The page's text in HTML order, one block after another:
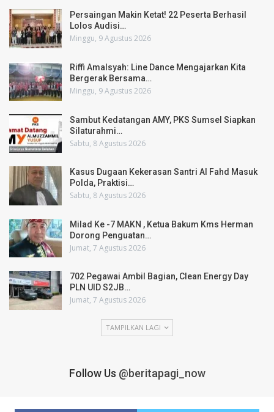
Persaingan Makin Ketat! 22 Peserta Berhasil
Lolos Audisi…
Minggu, 9 Agustus 2026
Riffi Amalsyah: Line Dance Mengajarkan Kita
Bergerak Bersama…
Minggu, 9 Agustus 2026
Sambut Kedatangan AMY, PKS Sumsel Siapkan
Silaturahmi…
Sabtu, 8 Agustus 2026
Kasus Dugaan Kekerasan Santri Al Fahd Masuk
Polda, Praktisi…
Sabtu, 8 Agustus 2026
Milad Ke -7 MAKN , Ketua Bakum Kms Herman
Dorong Penguatan…
Jumat, 7 Agustus 2026
702 Pegawai Ambil Bagian, Clean Energy Day
PLN UID S2JB…
Jumat, 7 Agustus 2026
TAMPILKAN LAGI
Follow Us @beritapagi_now